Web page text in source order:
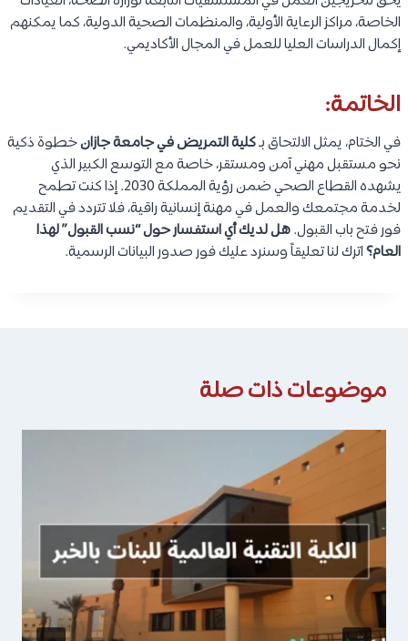
الخاصة، مراكز الرعاية الأولية، والمنظمات الصحية الدولية، كما يمكنهم
إكمال الدراسات العليا للعمل في المجال الأكاديمي.
الخاتمة:
في الختام، يمثل الالتحاق بـكلية التمريض في جامعة جازانخطوة ذكية
نحو مستقبل مهني آمن ومستقر، خاصة مع التوسع الكبير الذي
يشهده القطاع الصحي ضمن رؤية المملكة 2030. إذا كنت تطمح
لخدمة مجتمعك والعمل في مهنة إنسانية راقية، فلا تتردد في التقديم
فور فتح باب القبول.هل لديك أي استفسار حول “نسب القبول” لهذا
العام؟اترك لنا تعليقاً وسنرد عليك فور صدور البيانات الرسمية.
موضوعات ذات صلة